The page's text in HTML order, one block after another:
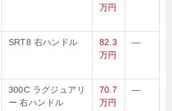
万円
SRT8 右ハンドル
82.3
万円
—
300C ラグジュアリ
ー 右ハンドル
70.7
万円
—